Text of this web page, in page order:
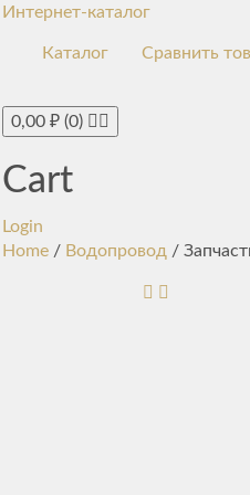
Интернет-каталог
Каталог Сравнить
0,00 ₽ (0)
Cart
Login
Home / Водопровод /